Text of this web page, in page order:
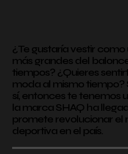
¿Te gustaría vestir
más grandes del
tiempos? ¿Quieres
moda al mismo tiempo?
sí, entonces te tenemos
la marca SHAQ ha
promete revolucionar el
deportiva en el país.